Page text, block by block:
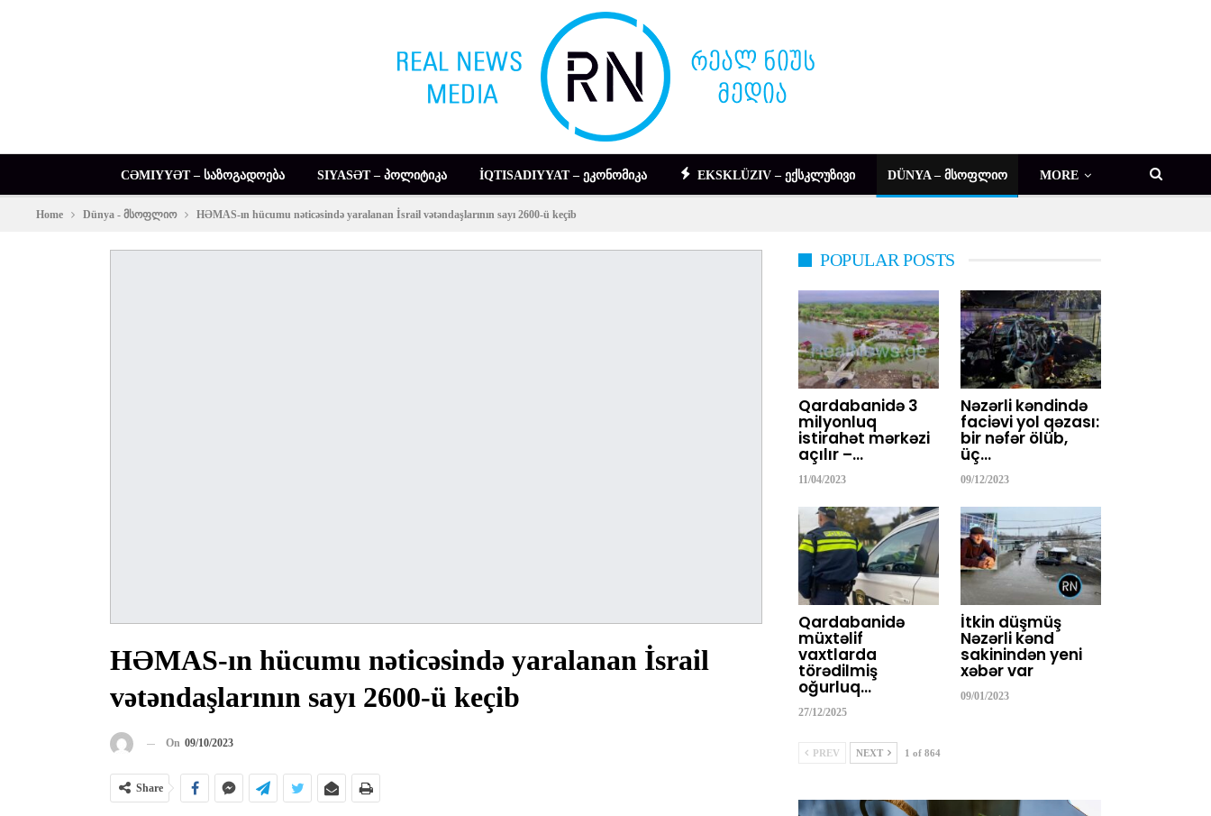
CƏMIYYƏT – ᲡᲐᲖᲝᲒᲐᲓᲝᲔᲑᲐ SIYASƏT – ᲞᲝᲚᲘᲢᲘᲙᲐ İQTISADIYYAT – ᲔᲙᲝᲜᲝᲛᲘᲙᲐ EKSKLÜZIV – ᲔᲥᲡᲙᲚᲣᲖᲘᲕᲘ DÜNYA – ᲛᲡᲝᲤᲚᲘᲝ MORE
Home Dünya - მსოფლიო HƏMAS-ın hücumu nəticəsində yaralanan İsrail vətəndaşlarının sayı 2600-ü keçib
HƏMAS-ın hücumu nəticəsində yaralanan İsrail
vətəndaşlarının sayı 2600-ü keçib
On 09/10/2023
Share
POPULAR POSTS
Qardabanidə 3
milyonluq
istirahət mərkəzi
açılır –…
11/04/2023
Nəzərli kəndində
faciəvi yol qəzası:
bir nəfər ölüb,
üç…
09/12/2023
Qardabanidə
müxtəlif
vaxtlarda
törədilmiş
oğurluq…
27/12/2025
İtkin düşmüş
Nəzərli kənd
sakinindən yeni
xəbər var
09/01/2023
PREV NEXT 1 of 864